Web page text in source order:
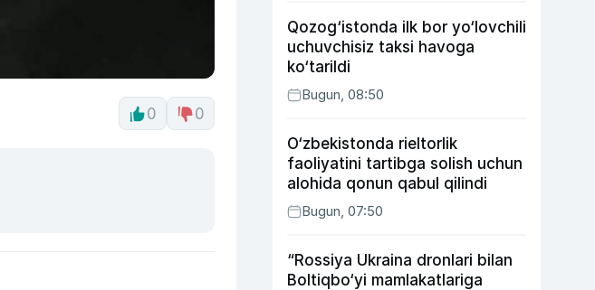
0 0
Qozog‘istonda ilk bor yo‘lovchili
uchuvchisiz taksi havoga
ko‘tarildi
Bugun, 08:50
O‘zbekistonda rieltorlik
faoliyatini tartibga solish uchun
alohida qonun qabul qilindi
Bugun, 07:50
“Rossiya Ukraina dronlari bilan
Boltiqbo‘yi mamlakatlariga